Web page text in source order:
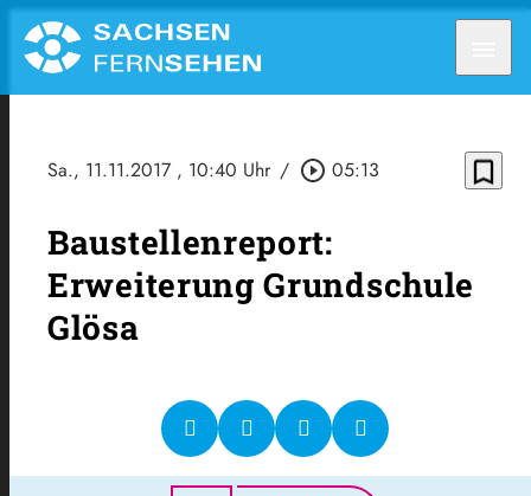
Sa., 11.11.2017 , 10:40 Uhr / play_circle_outline 05:13 bookmark_border
Baustellenreport:
Erweiterung Grundschule
Glösa